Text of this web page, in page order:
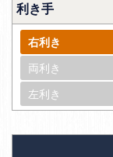
利き手
右利き
両利き
左利き